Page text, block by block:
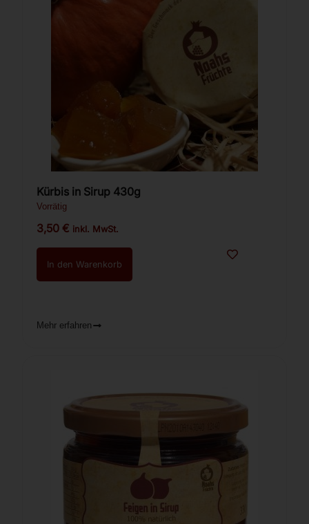
Kürbis in Sirup 430g
Vorrätig
3,50€ inkl. MwSt.
In den Warenkorb
Mehr erfahren